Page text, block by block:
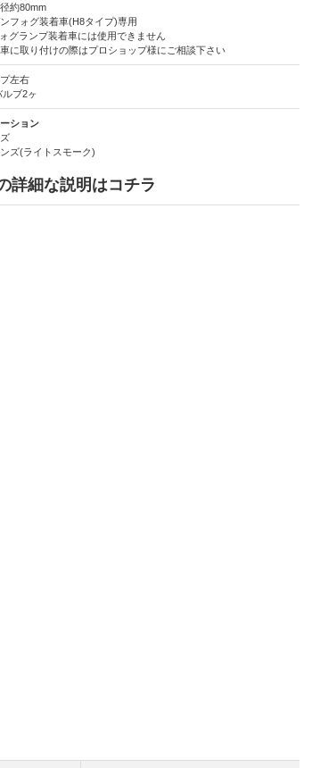
約80mm
フォグ装着車(H8タイプ)専用
グランプ装着車には使用できません
に取り付けの際はプロショップ様にご相談下さい
左右
ルブ2ヶ
ション
ズ(ライトスモーク)
詳細な説明はコチラ